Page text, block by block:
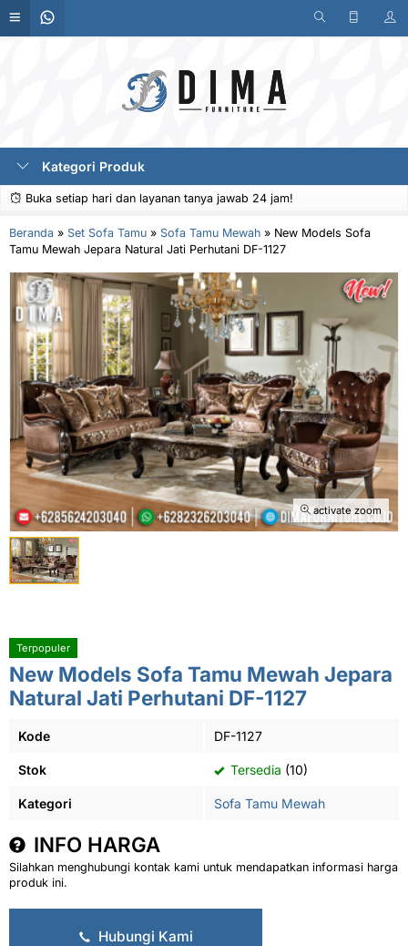
Kategori Produk
Buka setiap hari dan layanan tanya jawab 24 jam!
Beranda » Set Sofa Tamu » Sofa Tamu Mewah » New Models Sofa
Tamu Mewah Jepara Natural Jati Perhutani DF-1127
activate zoom
Terpopuler
New Models Sofa Tamu Mewah Jepara
Natural Jati Perhutani DF-1127
Kode DF-1127
Stok Tersedia (10)
Kategori Sofa Tamu Mewah
INFO HARGA
Silahkan menghubungi kontak kami untuk mendapatkan informasi harga
produk ini.
Hubungi Kami